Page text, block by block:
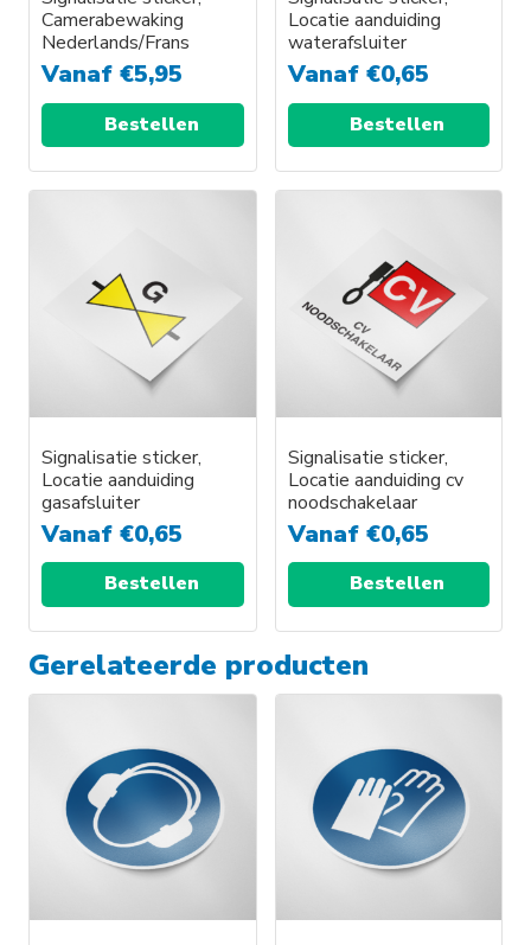
Camerabewaking
Nederlands/Frans
Vanaf €5,95
Bestellen
Dit
variaties.
Deze
optie
kan
gekozen
worden
op
productpagina
Locatie aanduiding
waterafsluiter
Vanaf €0,65
Bestellen
Signalisatie sticker,
Locatie aanduiding
gasafsluiter
Vanaf €0,65
Bestellen
Signalisatie sticker,
Locatie aanduiding cv
noodschakelaar
Vanaf €0,65
Bestellen
Gerelateerde producten